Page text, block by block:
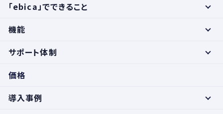
「ebica」でできること
機能
サポート体制
価格
導入事例